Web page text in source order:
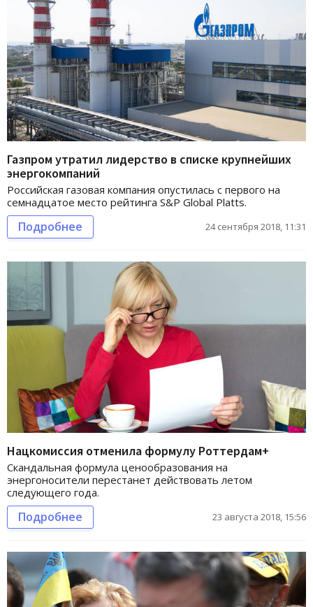
Газпром утратил лидерство в списке крупнейших
энергокомпаний
Российская газовая компания опустилась с первого на
семнадцатое место рейтинга S&P Global Platts.
Подробнее 24 сентября 2018, 11:31
Нацкомиссия отменила формулу Роттердам+
Скандальная формула ценообразования на
энергоносители перестанет действовать летом
следующего года.
Подробнее 23 августа 2018, 15:56